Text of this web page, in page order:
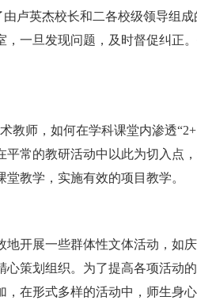
卢英杰校长和二各校级领导组成
一旦发现问题，及时督促纠正
教师，如何在学科课堂内渗透
常的教研活动中以此为切入点
教学，实施有效的项目教学。
开展一些群体性文体活动，如庆
策划组织。为了提高各项活动
在形式多样的活动中，师生身